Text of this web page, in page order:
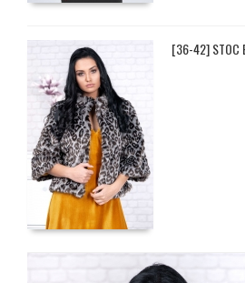
[36-42] STOC